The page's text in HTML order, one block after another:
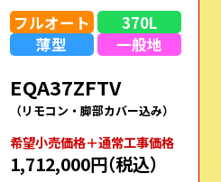
フルオート
370L
薄型
一般地
EQA37ZFTV
（リモコン・脚部カバー込み）
希望⼩売価格＋通常⼯事価格
1,712,000円（税込）